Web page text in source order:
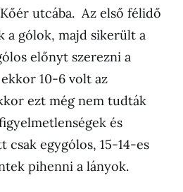
utcába. Az első félidő
a gólok, majd sikerült a
előnyt szerezni a
10-6 volt az
ezt még nem tudták
és
csak egygólos, 15-14-es
pihenni a lányok.